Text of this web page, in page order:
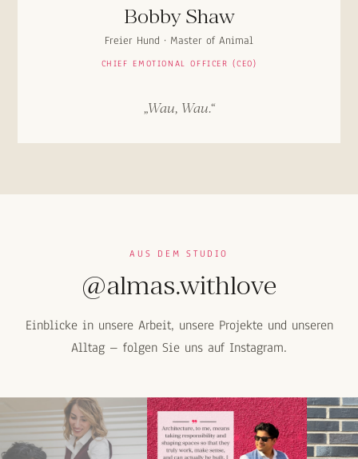
Bobby Shaw
Freier Hund · Master of Animal
CHIEF EMOTIONAL OFFICER (CEO)
„Wau, Wau.“
AUS DEM STUDIO
@almas.withlove
Einblicke in unsere Arbeit, unsere Projekte und unseren
Alltag – folgen Sie uns auf Instagram.